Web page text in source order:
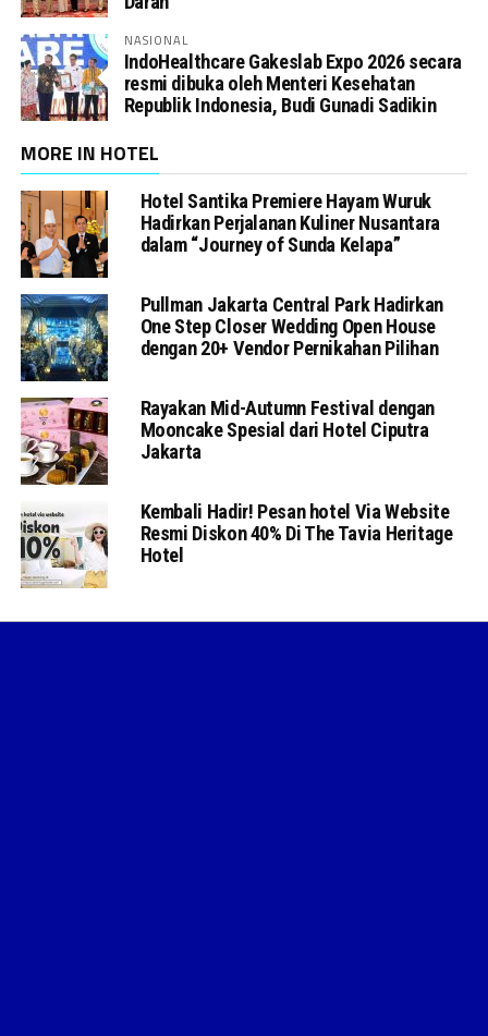
NASIONAL
IndoHealthcare Gakeslab Expo 2026 secara
resmi dibuka oleh Menteri Kesehatan
Republik Indonesia, Budi Gunadi Sadikin
MORE IN HOTEL
Hotel Santika Premiere Hayam Wuruk
Hadirkan Perjalanan Kuliner Nusantara
dalam “Journey of Sunda Kelapa”
Pullman Jakarta Central Park Hadirkan
One Step Closer Wedding Open House
dengan 20+ Vendor Pernikahan Pilihan
Rayakan Mid-Autumn Festival dengan
Mooncake Spesial dari Hotel Ciputra
Jakarta
Kembali Hadir! Pesan hotel Via Website
Resmi Diskon 40% Di The Tavia Heritage
Hotel